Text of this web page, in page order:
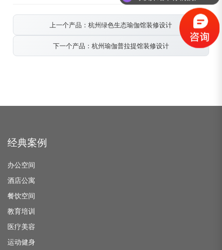
上一个产品：杭州绿色生态瑜伽馆装修设计
下一个产品：杭州瑜伽普拉提馆装修设计
经典案例
办公空间
酒店公寓
餐饮空间
教育培训
医疗美容
运动健身